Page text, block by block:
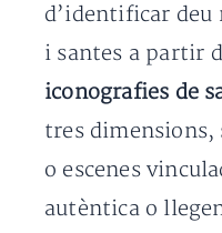
d’identificar deu
i santes a partir
iconografies de
tres
o escenes
autèntica o